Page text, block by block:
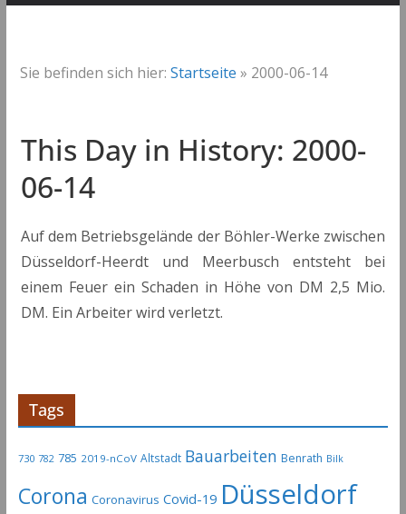
Sie befinden sich hier: Startseite » 2000-06-14
This Day in History: 2000-
06-14
Auf dem Betriebsgelände der Böhler-Werke zwischen
Düsseldorf-Heerdt und Meerbusch entsteht bei
einem Feuer ein Schaden in Höhe von DM 2,5 Mio.
DM. Ein Arbeiter wird verletzt.
Tags
730 782 785 2019-nCoV Altstadt Bauarbeiten Benrath Bilk
Corona Coronavirus Covid-19 Düsseldorf